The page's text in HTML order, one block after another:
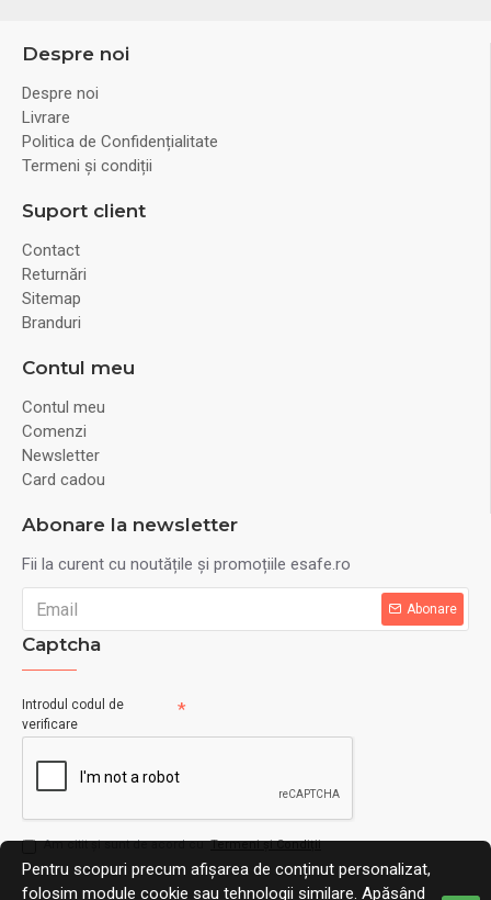
Despre noi
Despre noi
Livrare
Politica de Confidențialitate
Termeni și condiții
Suport client
Contact
Returnări
Sitemap
Branduri
Contul meu
Contul meu
Comenzi
Newsletter
Card cadou
Abonare la newsletter
Fii la curent cu noutățile și promoțiile esafe.ro
Abonare
Captcha
Introdul codul de
verificare
Am citit şi sunt de acord cu Termeni și Condiții
Pentru scopuri precum afișarea de conținut personalizat,
folosim module cookie sau tehnologii similare. Apăsând